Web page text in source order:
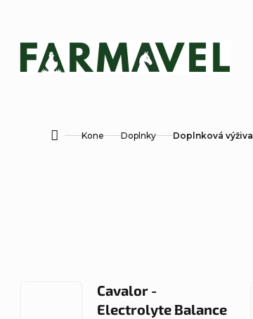
obsah
Domov
Kone Doplnky Doplnková výživa
Cavalor -
Electrolyte Balance